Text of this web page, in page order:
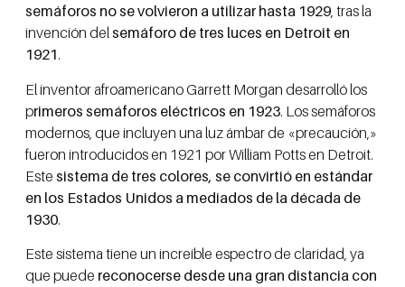
semáforos no se volvieron a utilizar hasta 1929, tras la
invención delsemáforo de tres luces en Detroit en
1921.
El inventor afroamericano Garrett Morgan desarrolló los
primeros semáforos eléctricos en 1923. Los semáforos
modernos, que incluyen una luz ámbar de «precaución,»
fueron introducidos en 1921 por William Potts en Detroit.
Este sistema de tres colores, se convirtió en estándar
en los Estados Unidos a mediados de la década de
1930.
Este sistema tiene un increíble espectro de claridad, ya
que puede reconocerse desde una gran distancia con